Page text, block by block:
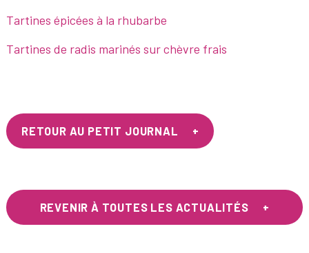
Tartines épicées à la rhubarbe
Tartines de radis marinés sur chèvre frais
RETOUR AU PETIT JOURNAL
REVENIR À TOUTES LES ACTUALITÉS